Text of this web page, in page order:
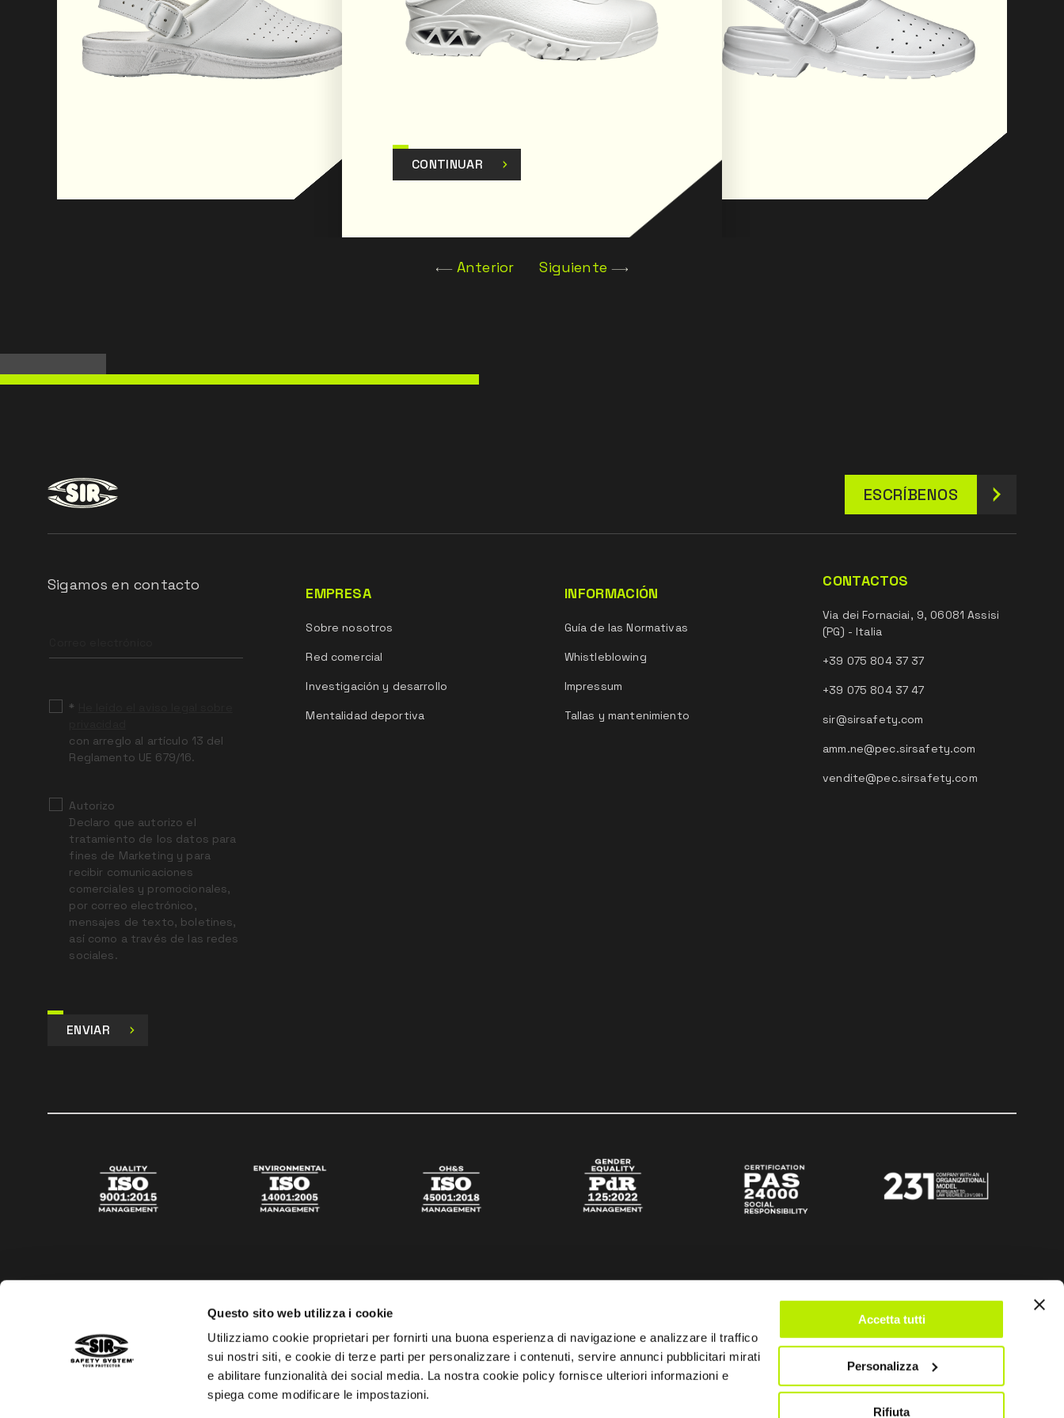
Questo sito web utilizza i cookie
Utilizziamo cookie proprietari per fornirti una buona esperienza di navigazione e analizzare il traffico
sui nostri siti, e cookie di terze parti per personalizzare i contenuti, servire annunci pubblicitari mirati
e abilitare funzionalità dei social media. La nostra cookie policy fornisce ulteriori informazioni e
spiega come modificare le impostazioni.
Accetta tutti
Personalizza
Rifiuta
CONTINUAR
Anterior Siguiente
ESCRÍBENOS
Sigamos en contacto
field
*
con arreglo al artículo 13 del
Reglamento UE 679/16.
Autorizo
Declaro que autorizo el
tratamiento de los datos para
fines de Marketing y para
recibir comunicaciones
comerciales y promocionales,
por correo electrónico,
mensajes de texto, boletines,
así como a través de las redes
sociales.
ENVIAR
EMPRESA
Sobre nosotros
Red comercial
Investigación y desarrollo
Mentalidad deportiva
INFORMACIÓN
Guía de las Normativas
Whistleblowing
Impressum
Tallas y mantenimiento
CONTACTOS
Via dei Fornaciai, 9, 06081 Assisi
(PG) - Italia
+39 075 804 37 37
+39 075 804 37 47
sir@sirsafety.com
amm.ne@pec.sirsafety.com
vendite@pec.sirsafety.com